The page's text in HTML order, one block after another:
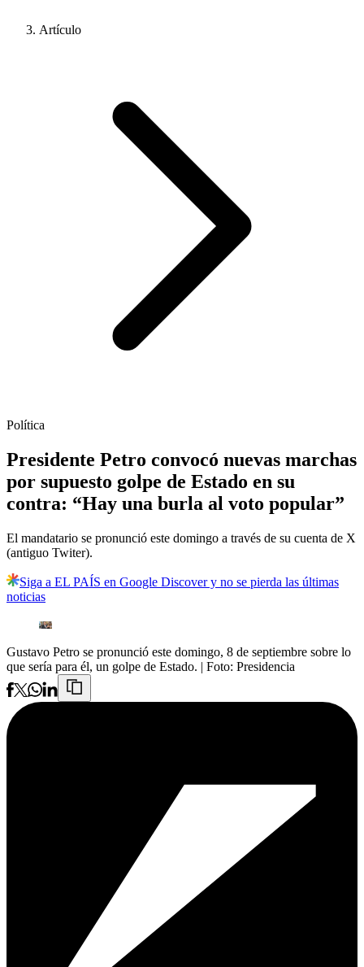
Artículo
Política
Presidente Petro convocó nuevas marchas
por supuesto golpe de Estado en su
contra: “Hay una burla al voto popular”
El mandatario se pronunció este domingo a través de su cuenta de X
(antiguo Twiter).
Siga a EL PAÍS en Google Discover y no se pierda las últimas
noticias
Gustavo Petro se pronunció este domingo, 8 de septiembre sobre lo
que sería para él, un golpe de Estado. | Foto: Presidencia